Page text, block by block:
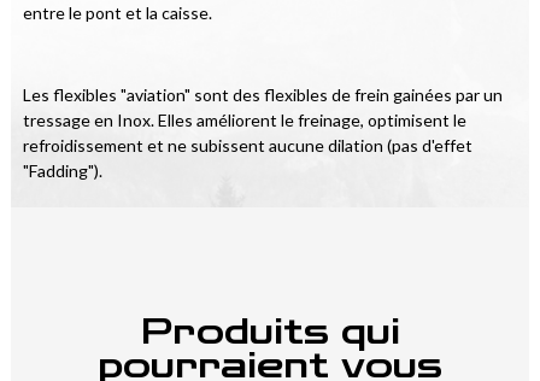
entre le pont et la caisse.
Les flexibles "aviation" sont des flexibles de frein gainées par un
tressage en Inox. Elles améliorent le freinage, optimisent le
refroidissement et ne subissent aucune dilation (pas d'effet
"Fadding").
Produits qui
pourraient vous